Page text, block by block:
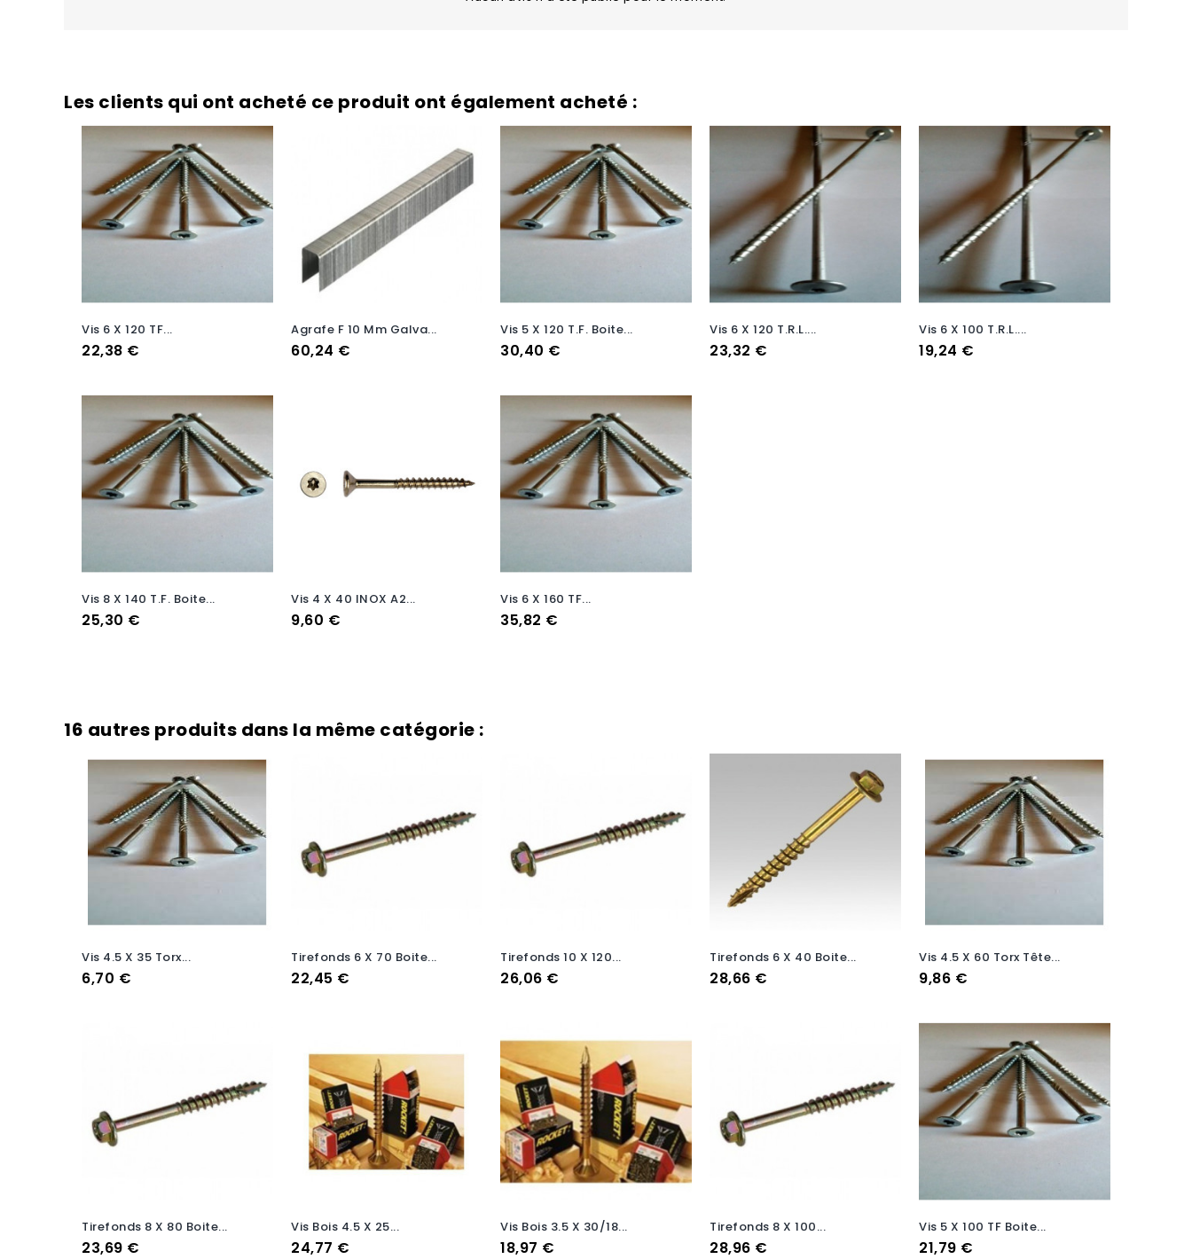
Les clients qui ont acheté ce produit ont également acheté :
Vis 6 X 120 TF...
Prix
22,38 €
Agrafe F 10 Mm Galva...
Prix
60,24 €
Rupture De Stock
Vis 5 X 120 T.F. Boite...
Prix
30,40 €
Vis 6 X 120 T.R.L....
Prix
23,32 €
Vis 6 X 100 T.R.L....
Prix
19,24 €
Vis 8 X 140 T.F. Boite...
Prix
25,30 €
Rupture De Stock
Vis 4 X 40 INOX A2...
Prix
9,60 €
Vis 6 X 160 TF...
Prix
35,82 €
16 autres produits dans la même catégorie :
Vis 4.5 X 35 Torx...
Prix
6,70 €
Tirefonds 6 X 70 Boite...
Prix
22,45 €
Tirefonds 10 X 120...
Prix
26,06 €
Tirefonds 6 X 40 Boite...
Prix
28,66 €
Vis 4.5 X 60 Torx Tête...
Prix
9,86 €
Tirefonds 8 X 80 Boite...
Prix
23,69 €
Vis Bois 4.5 X 25...
Prix
24,77 €
Vis Bois 3.5 X 30/18...
Prix
18,97 €
Tirefonds 8 X 100...
Prix
28,96 €
Vis 5 X 100 TF Boite...
Prix
21,79 €